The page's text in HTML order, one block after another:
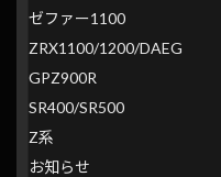
ゼファー1100
ZRX1100/1200/DAEG
GPZ900R
SR400/SR500
Z系
お知らせ